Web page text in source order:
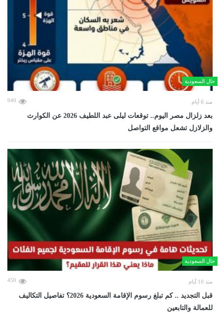
حال السعودية
منذ 6 أيام 940
بعد زلزال مصر اليوم.. توقعات ليلى عبد اللطيف 2026 عن الكوارث
والزلازل تشعل مواقع التواصل
حال السعودية
منذ 10 أيام 450
قبل التجديد .. كم تبلغ رسوم الإقامة السعودية 2026؟ تفاصيل التكاليف
للعمالة والتابعين